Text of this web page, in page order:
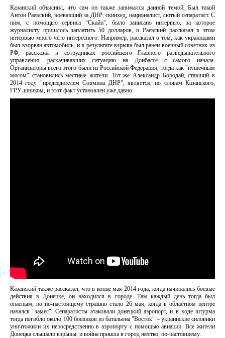
Казанский объяснил, что сам он также занимался данной темой. Был такой
Антон Раевский, воевавший за ДНР: скинхед, националист, лютый сепаратист. С
ним, с помощью сервиса "Скайп", было записано интервью, за которое
журналисту пришлось заплатить 50 долларов, и Раевский рассказал в этом
интервью много чего интересного. Например, рассказал о том, как украинцами
был взорван автомобиль, и в результате взрыва был ранен военный советник из
РФ, рассказал и сотрудниках российского Главного разведывательного
управления, раскачивавших ситуацию на Донбассе с самого начала.
Организаторы всего этого были из Российской Федерации, тогда как "пушечным
мясом" становились местные жители. Тот же Александр Бородай, ставший в
2014 году "председателем Совмина ДНР", является, по словам Казанского,
ГРУ-шником, и этот факт установлен уже давно.
Казанский также рассказал, что в конце мая 2014 года, когда начинались боевые
действия в Донецке, он находился в городе. Там каждый день тогда был
опасным, но по-настоящему страшно стало 26 мая, когда в областном центре
начался "замес". Сепаратисты атаковали донецкий аэропорт, и в ходе штурма
тогда погибло около 100 боевиков из батальона "Восток" – украинские силовики
уничтожили их непосредственно в аэропорту с помощью авиации. Все жители
Донецка слышали взрывы, и война пришла в город жестко, по-настоящему.